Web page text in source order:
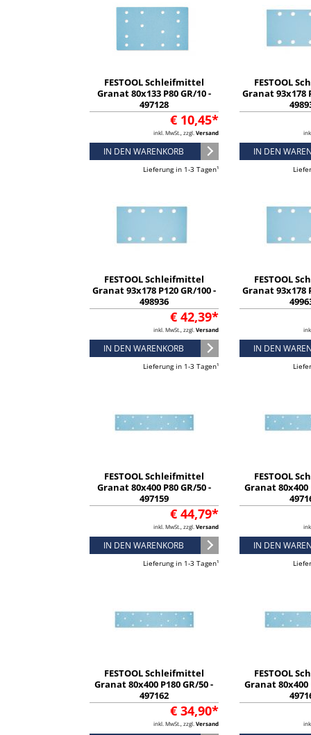
FESTOOL Schleifmittel
Granat 80x133 P80 GR/10 -
497128
€ 10,45*
inkl. MwSt., zzgl. Versand
IN DEN WARENKORB
Lieferung in 1-3 Tagen¹
FESTOOL
Granat 93x178
IN DEN
FESTOOL Schleifmittel
Granat 93x178 P120 GR/100 -
498936
€ 42,39*
inkl. MwSt., zzgl. Versand
IN DEN WARENKORB
Lieferung in 1-3 Tagen¹
FESTOOL
Granat 93x178
IN DEN
FESTOOL Schleifmittel
Granat 80x400 P80 GR/50 -
497159
€ 44,79*
inkl. MwSt., zzgl. Versand
IN DEN WARENKORB
Lieferung in 1-3 Tagen¹
FESTOOL
Granat 80x400
IN DEN
FESTOOL Schleifmittel
Granat 80x400 P180 GR/50 -
497162
€ 34,90*
inkl. MwSt., zzgl. Versand
FESTOOL
Granat 80x400